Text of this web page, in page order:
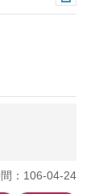
：106-04-24